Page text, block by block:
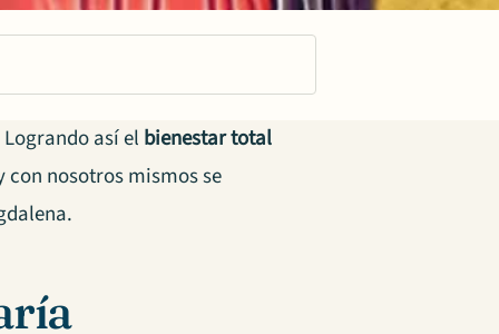
así el bienestar total
nosotros mismos se